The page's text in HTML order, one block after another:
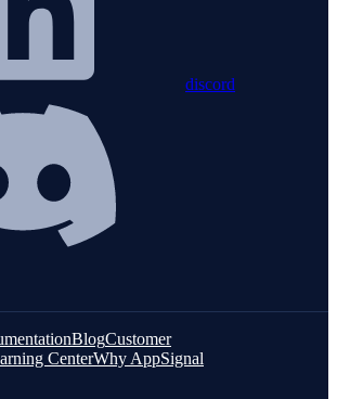
discord
BlogCustomer
CenterWhy AppSignal